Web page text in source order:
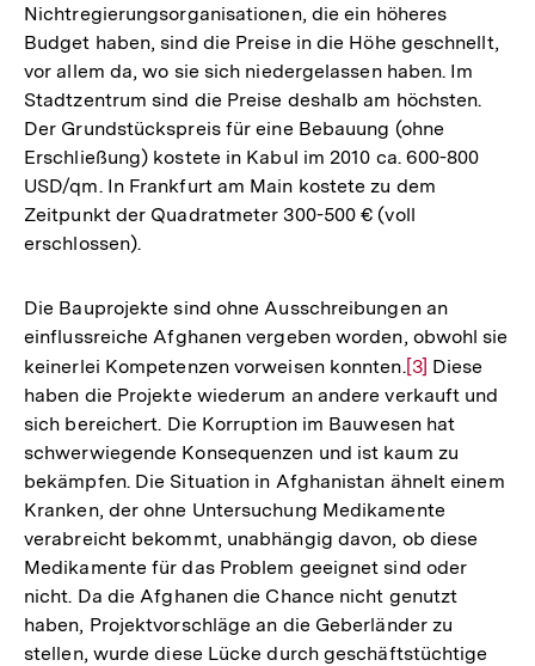
Nichtregierungsorganisationen, die ein höheres
Budget haben, sind die Preise in die Höhe geschnellt,
vor allem da, wo sie sich niedergelassen haben. Im
Stadtzentrum sind die Preise deshalb am höchsten.
Der Grundstückspreis für eine Bebauung (ohne
Erschließung) kostete in Kabul im 2010 ca. 600-800
USD/qm. In Frankfurt am Main kostete zu dem
Zeitpunkt der Quadratmeter 300-500 € (voll
erschlossen).
Die Bauprojekte sind ohne Ausschreibungen an
einflussreiche Afghanen vergeben worden, obwohl sie
keinerlei Kompetenzen vorweisen konnten.Zur
Auflösung
der
Fußnote
[3] Diese
haben die Projekte wiederum an andere verkauft und
sich bereichert. Die Korruption im Bauwesen hat
schwerwiegende Konsequenzen und ist kaum zu
bekämpfen. Die Situation in Afghanistan ähnelt einem
Kranken, der ohne Untersuchung Medikamente
verabreicht bekommt, unabhängig davon, ob diese
Medikamente für das Problem geeignet sind oder
nicht. Da die Afghanen die Chance nicht genutzt
haben, Projektvorschläge an die Geberländer zu
stellen, wurde diese Lücke durch geschäftstüchtige